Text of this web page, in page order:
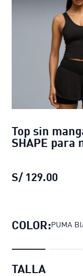
Top sin
SHAPE para
S/ 129.00
COLOR:PUMA
TALLA